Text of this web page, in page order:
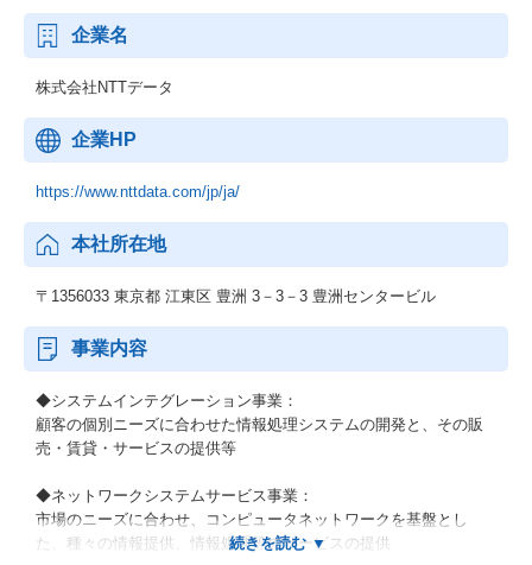
企業名
株式会社NTTデータ
企業HP
https://www.nttdata.com/jp/ja/
本社所在地
〒1356033 東京都 江東区 豊洲 3－3－3 豊洲センタービル
事業内容
◆システムインテグレーション事業：
顧客の個別ニーズに合わせた情報処理システムの開発と、その販
売・賃貸・サービスの提供等
◆ネットワークシステムサービス事業：
市場のニーズに合わせ、コンピュータネットワークを基盤とし
た、種々の情報提供、情報処理等のサービスの提供